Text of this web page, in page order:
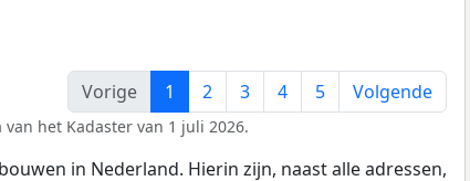
Vorige
1 2 3 4 5 Volgende
van het Kadaster van 1 juli 2026.
in Nederland. Hierin zijn, naast alle adressen,